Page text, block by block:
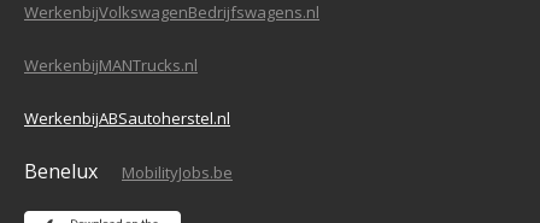
WerkenbijVolkswagenBedrijfswagens.nl
WerkenbijMANTrucks.nl
WerkenbijABSautoherstel.nl
Benelux MobilityJobs.be